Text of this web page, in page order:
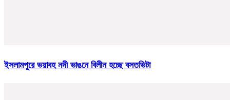
ইসলামপুরে ভয়াবহ নদী ভাঙনে বিলীন হচ্ছে বসতভিটা